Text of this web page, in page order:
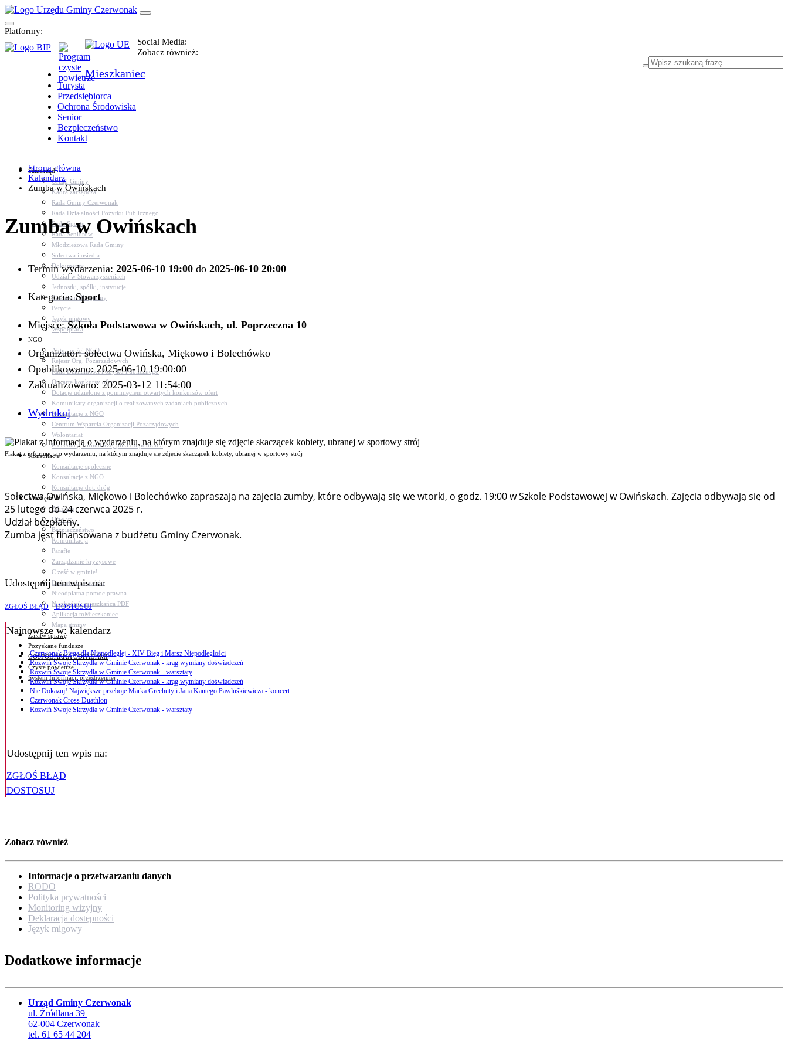
Platformy:
Social Media:
Zobacz również:
Mieszkaniec
Turysta
Przedsiębiorca
Ochrona Środowiska
Senior
Bezpieczeństwo
Kontakt
Samorząd
Urząd Gminy
Kadra zarządcza
Rada Gminy Czerwonak
Rada Działalności Pożytku Publicznego
Rada Sportu
Rada Seniorów
Młodzieżowa Rada Gminy
Sołectwa i osiedla
Dokumenty
Udział w Stowarzyszeniach
Jednostki, spółki, instytucje
Zasłużeni dla gminy
Petycje
Język migowy
Współpraca
NGO
Aktualności NGO
Rejestr Org. Pozarządowych
Rada Działalności Pożytku Publicznego
Otwarte konkursy ofert
Dotacje udzielone z pominięciem otwartych konkursów ofert
Komunikaty organizacji o realizowanych zadaniach publicznych
Konsultacje z NGO
Centrum Wsparcia Organizacji Pozarządowych
Wolontariat
Procedury, formularze, pliki do pobrania
Konsultacje
Konsultacje społeczne
Konsultacje z NGO
Konsultacje dot. dróg
Niezbędnik
Zdrowie
Oświata
Bezpieczeństwo
Komunikacja
Parafie
Zarządzanie kryzysowe
C.ześć w gminie!
Budżet obywatelski
Nieodpłatna pomoc prawna
Niezbędnik mieszkańca PDF
Aplikacja mMieszkaniec
Mapa gminy
Załatw sprawę
Pozyskane fundusze
GOSPODARKA ODPADAMI
Czyste powietrze
System Informacji przestrzennej
Strona główna
Kalendarz
Zumba w Owińskach
Zumba w Owińskach
Termin wydarzenia: 2025-06-10 19:00 do 2025-06-10 20:00
Kategoria:Sport
Miejsce:Szkoła Podstawowa w Owińskach, ul. Poprzeczna 10
Organizator: sołectwa Owińska, Miękowo i Bolechówko
Opublikowano: 2025-06-10 19:00:00
Zaktualizowano: 2025-03-12 11:54:00
Wydrukuj
Plakat z informacją o wydarzeniu, na którym znajduje się zdjęcie skaczącek kobiety, ubranej w sportowy strój
Sołectwa Owińska, Miękowo i Bolechówko zapraszają na zajęcia zumby, które odbywają się we wtorki, o godz. 19:00 w Szkole Podstawowej w Owińskach. Zajęcia odbywają się od
25 lutego do 24 czerwca 2025 r.
Udział bezpłatny.
Zumba jest finansowana z budżetu Gminy Czerwonak.
Udostępnij ten wpis na:
ZGŁOŚ BŁĄD DOSTOSUJ
Najnowszew: kalendarz
Czerwonak Biega dla Niepodległej - XIV Bieg i Marsz Niepodległości
Rozwiń Swoje Skrzydła w Gminie Czerwonak - krąg wymiany doświadczeń
Rozwiń Swoje Skrzydła w Gminie Czerwonak - warsztaty
Rozwiń Swoje Skrzydła w Gminie Czerwonak - krąg wymiany doświadczeń
Nie Dokazuj! Największe przeboje Marka Grechuty i Jana Kantego Pawluśkiewicza - koncert
Czerwonak Cross Duathlon
Rozwiń Swoje Skrzydła w Gminie Czerwonak - warsztaty
Udostępnij ten wpis na:
ZGŁOŚ BŁĄD
DOSTOSUJ
Zobacz również
Informacje o przetwarzaniu danych
RODO
Polityka prywatności
Monitoring wizyjny
Deklaracja dostępności
Język migowy
Dodatkowe informacje
Urząd Gminy Czerwonak
ul. Źródlana 39
62-004 Czerwonak
tel. 61 65 44 204